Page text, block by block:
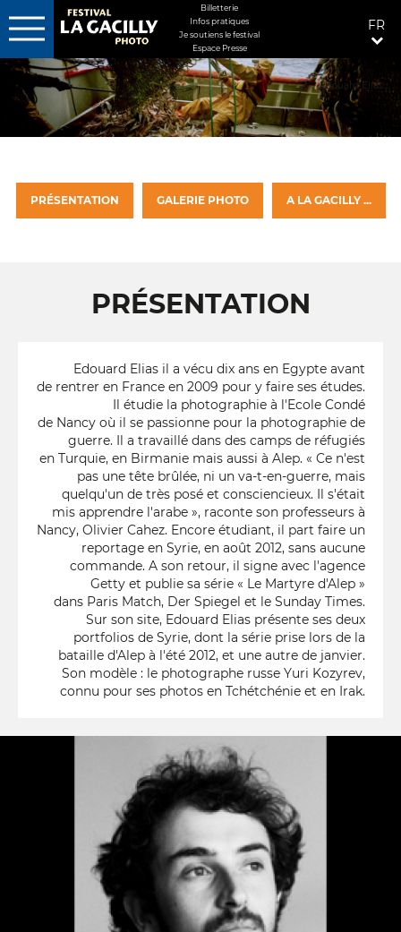
Aller
au
contenu
principal
Edouard Elias
MENU
FIXÉ
DROITE
Billetterie
Infos pratiques
Je soutiens le festival
Espace Presse
FR
PRÉSENTATION GALERIE PHOTO A LA GACILLY ...
PRÉSENTATION
Edouard Elias il a vécu dix ans en Egypte avant
de rentrer en France en 2009 pour y faire ses études.
Il étudie la photographie à l'Ecole Condé
de Nancy où il se passionne pour la photographie de
guerre. Il a travaillé dans des camps de réfugiés
en Turquie, en Birmanie mais aussi à Alep. « Ce n'est
pas une tête brûlée, ni un va-t-en-guerre, mais
quelqu'un de très posé et consciencieux. Il s'était
mis apprendre l'arabe », raconte son professeurs à
Nancy, Olivier Cahez. Encore étudiant, il part faire un
reportage en Syrie, en août 2012, sans aucune
commande. A son retour, il signe avec l'agence
Getty et publie sa série « Le Martyre d'Alep »
dans Paris Match, Der Spiegel et le Sunday Times.
Sur son site, Edouard Elias présente ses deux
portfolios de Syrie, dont la série prise lors de la
bataille d'Alep à l'été 2012, et une autre de janvier.
Son modèle : le photographe russe Yuri Kozyrev,
connu pour ses photos en Tchétchénie et en Irak.